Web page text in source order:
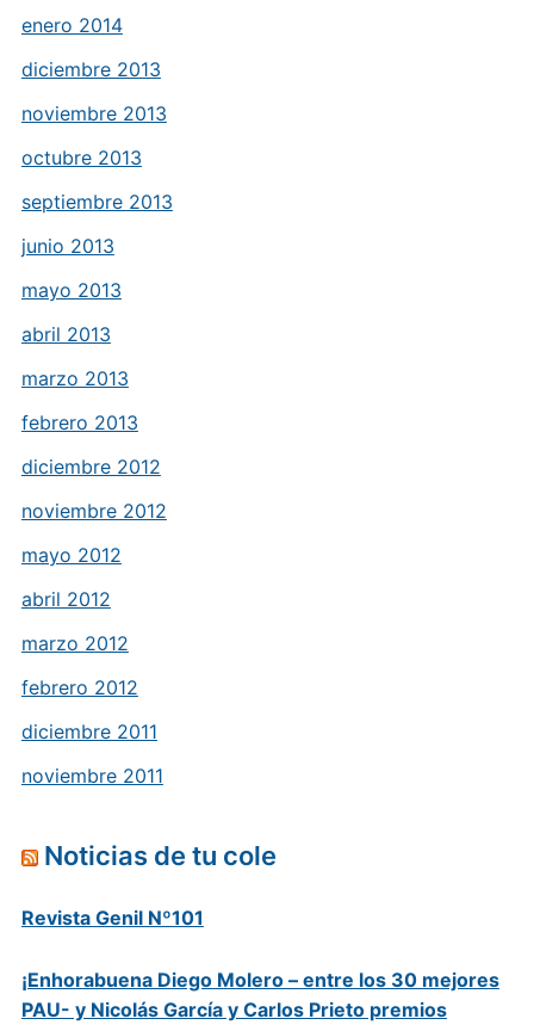
enero 2014
diciembre 2013
noviembre 2013
octubre 2013
septiembre 2013
junio 2013
mayo 2013
abril 2013
marzo 2013
febrero 2013
diciembre 2012
noviembre 2012
mayo 2012
abril 2012
marzo 2012
febrero 2012
diciembre 2011
noviembre 2011
Noticias de tu cole
Revista Genil Nº101
¡Enhorabuena Diego Molero – entre los 30 mejores
PAU- y Nicolás García y Carlos Prieto premios